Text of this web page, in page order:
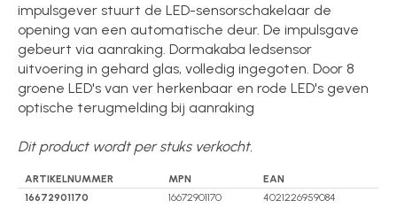
impulsgever stuurt de LED-sensorschakelaar de
opening van een automatische deur. De impulsgave
gebeurt via aanraking. Dormakaba ledsensor
uitvoering in gehard glas, volledig ingegoten. Door 8
groene LED's van ver herkenbaar en rode LED's geven
optische terugmelding bij aanraking
Dit product wordt per stuks verkocht.
ARTIKELNUMMER MPN
EAN
16672901170
16672901170 4021226959084